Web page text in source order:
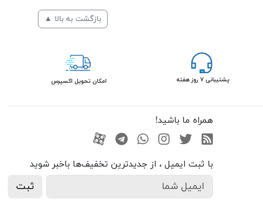
بازگشت به بالا ▲
پشتیبانی ۷ روز هفته امکان تحویل اکسپرس
همراه ما باشید!
RSS توییتراینستاگرام
واتساپتلگرامآپارات
با ثبت ایمیل ، از جدید‌ترین تخفیف‌ها با‌خبر شوید
ثبت